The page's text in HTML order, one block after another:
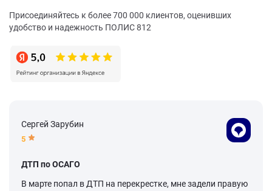
Присоединяйтесь к более 700 000 клиентов, оценивших
удобство и надежность ПОЛИС 812
Сергей Зарубин
5
ДТП по ОСАГО
В марте попал в ДТП на перекрестке, мне задели правую